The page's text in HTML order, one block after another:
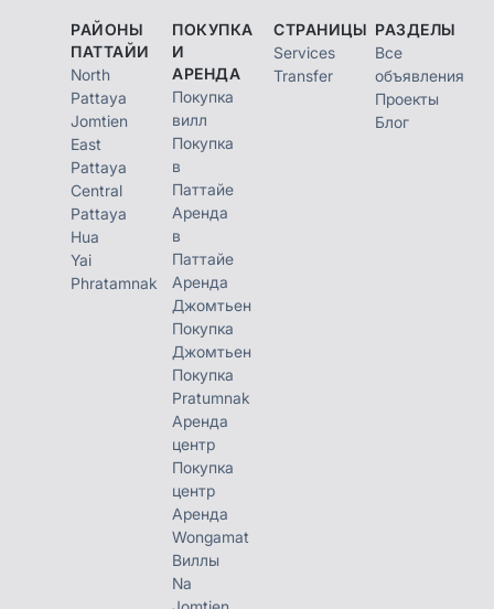
РАЙОНЫ
ПАТТАЙИ
North
Pattaya
Jomtien
East
Pattaya
Central
Pattaya
Hua
Yai
Phratamnak
ПОКУПКА
И
АРЕНДА
Покупка
вилл
Покупка
в
Паттайе
Аренда
в
Паттайе
Аренда
Джомтьен
Покупка
Джомтьен
Покупка
Pratumnak
Аренда
центр
Покупка
центр
Аренда
Wongamat
Виллы
Na
СТРАНИЦЫ
Services
Transfer
РАЗДЕЛЫ
Все
объявления
Проекты
Блог